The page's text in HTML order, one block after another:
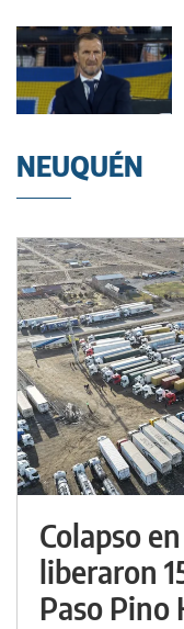
NEUQUÉN
Colapso
liberaron
Paso Pino